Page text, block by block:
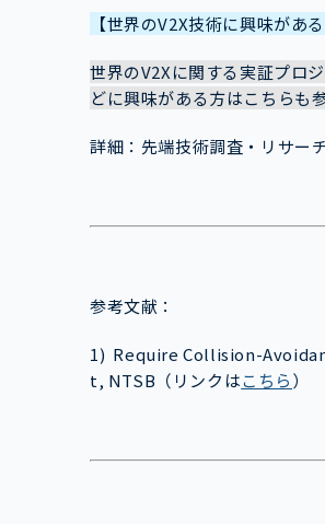
【世界のV2X技術に興味がある
世界のV2Xに関する実証プロ
どに興味がある方はこちらも参
詳細：先端技術調査・リサー
参考文献：
1) Require Collision-
t, NTSB（リンクはこちら）